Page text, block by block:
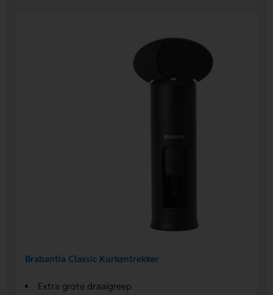
Brabantia Classic Kurkentrekker
Extra grote draaigreep